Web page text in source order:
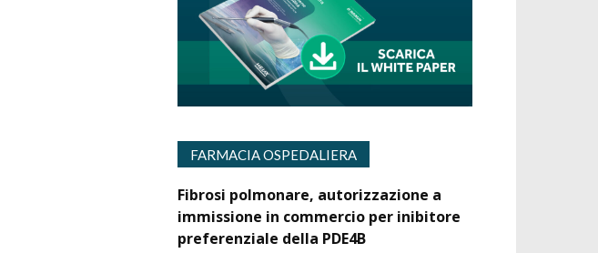
FARMACIA OSPEDALIERA
Fibrosi polmonare, autorizzazione a
immissione in commercio per inibitore
preferenziale della PDE4B